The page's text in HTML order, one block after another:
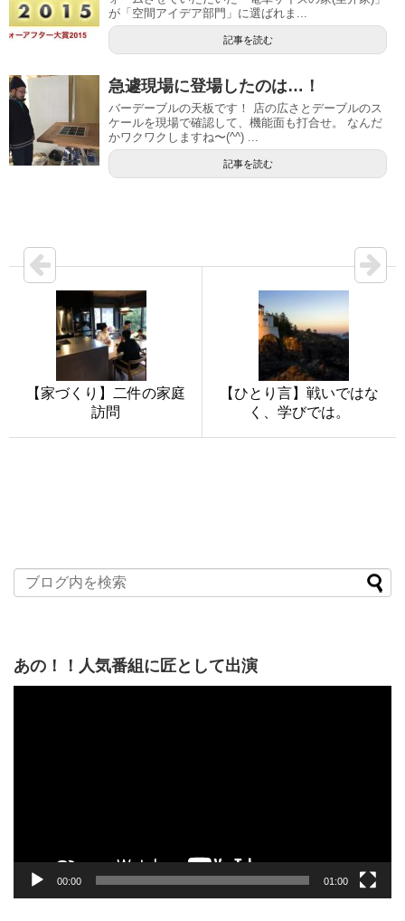
が「空間アイデア部門」に選ばれま...
記事を読む
急遽現場に登場したのは…！
バーデーブルの天板です！ 店の広さとデーブルのス
ケールを現場で確認して、機能面も打合せ。 なんだ
かワクワクしますね〜(^^) ...
記事を読む
【家づくり】二件の家庭
訪問
【ひとり言】戦いではな
く、学びでは。
あの！！人気番組に匠として出演
00:00 01:00